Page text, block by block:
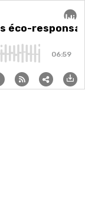
éco-responsables
éco-
06:59